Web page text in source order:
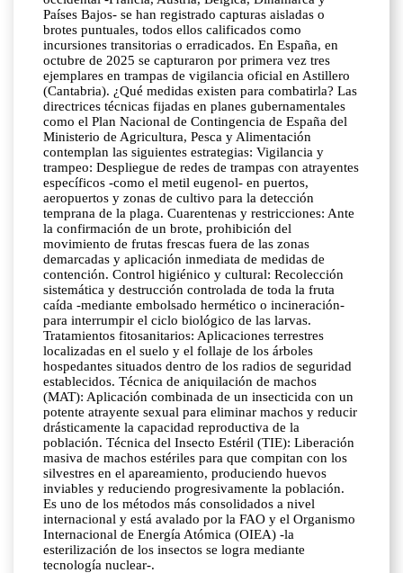
Países Bajos- se han registrado capturas aisladas o
brotes puntuales, todos ellos calificados como
incursiones transitorias o erradicados. En España, en
octubre de 2025 se capturaron por primera vez tres
ejemplares en trampas de vigilancia oficial en Astillero
(Cantabria). ¿Qué medidas existen para combatirla? Las
directrices técnicas fijadas en planes gubernamentales
como el Plan Nacional de Contingencia de España del
Ministerio de Agricultura, Pesca y Alimentación
contemplan las siguientes estrategias: Vigilancia y
trampeo: Despliegue de redes de trampas con atrayentes
específicos -como el metil eugenol- en puertos,
aeropuertos y zonas de cultivo para la detección
temprana de la plaga. Cuarentenas y restricciones: Ante
la confirmación de un brote, prohibición del
movimiento de frutas frescas fuera de las zonas
demarcadas y aplicación inmediata de medidas de
contención. Control higiénico y cultural: Recolección
sistemática y destrucción controlada de toda la fruta
caída -mediante embolsado hermético o incineración-
para interrumpir el ciclo biológico de las larvas.
Tratamientos fitosanitarios: Aplicaciones terrestres
localizadas en el suelo y el follaje de los árboles
hospedantes situados dentro de los radios de seguridad
establecidos. Técnica de aniquilación de machos
(MAT): Aplicación combinada de un insecticida con un
potente atrayente sexual para eliminar machos y reducir
drásticamente la capacidad reproductiva de la
población. Técnica del Insecto Estéril (TIE): Liberación
masiva de machos estériles para que compitan con los
silvestres en el apareamiento, produciendo huevos
inviables y reduciendo progresivamente la población.
Es uno de los métodos más consolidados a nivel
internacional y está avalado por la FAO y el Organismo
Internacional de Energía Atómica (OIEA) -la
esterilización de los insectos se logra mediante
tecnología nuclear-.